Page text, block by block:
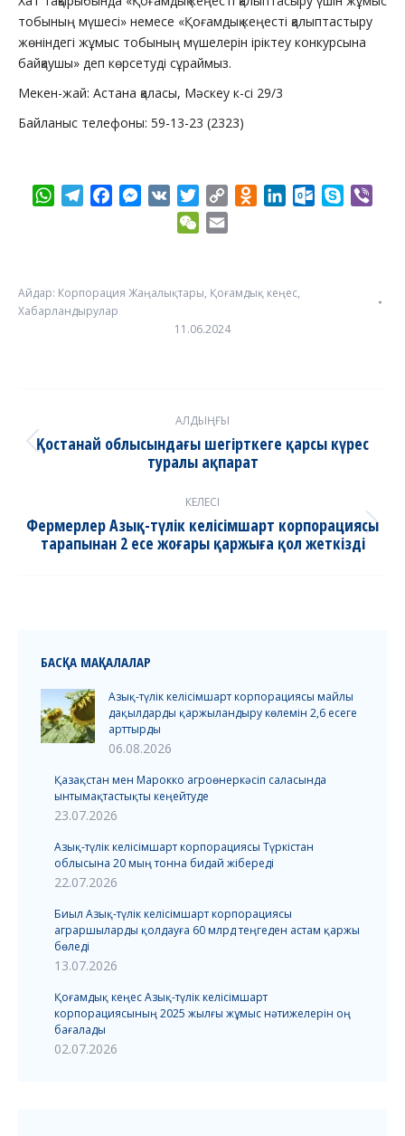
тобының мүшесі» немесе «Қоғамдық кеңесті қалыптастыру
жөніндегі жұмыс тобының мүшелерін іріктеу конкурсына
байқаушы» деп көрсетуді сұраймыз.
Мекен-жай: Астана қаласы, Мәскеу к-сі 29/3
Байланыс телефоны: 59-13-23 (2323)
WhatsApp
TelegramFacebookMessenger
VK Twitter
Copy
Odnoklassniki
LinkedInOutlook.com
Skype
WeChat
Айдар: Корпорация Жаңалықтары, Қоғамдық кеңес,
Хабарландырулар
11.06.2024
navigation
АЛДЫҢҒЫ
Previous
post:
Қостанай облысындағы шегірткеге қарсы күрес
туралы ақпарат
КЕЛЕСІ
Next
post:
Фермерлер Азық-түлік келісімшарт корпорациясы
тарапынан 2 есе жоғары қаржыға қол жеткізді
БАСҚА МАҚАЛАЛАР
Азық-түлік келісімшарт корпорациясы майлы
дақылдарды қаржыландыру көлемін 2,6 есеге
арттырды
06.08.2026
Қазақстан мен Марокко агроөнеркәсіп саласында
ынтымақтастықты кеңейтуде
23.07.2026
Азық-түлік келісімшарт корпорациясы Түркістан
облысына 20 мың тонна бидай жібереді
22.07.2026
Биыл Азық-түлік келісімшарт корпорациясы
аграршыларды қолдауға 60 млрд теңгеден астам қаржы
бөледі
13.07.2026
Қоғамдық кеңес Азық-түлік келісімшарт
корпорациясының 2025 жылғы жұмыс нәтижелерін оң
бағалады
02.07.2026